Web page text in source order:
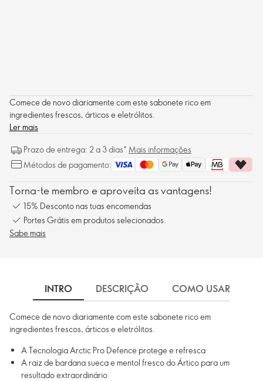
Comece de novo diariamente com este sabonete rico em
ingredientes frescos, árticos e eletrólitos.
Ler mais
Prazo de entrega: 2 a 3 dias* Mais informações
Métodos de pagamento:
Torna-te membro e aproveita as vantagens!
15% Desconto nas tuas encomendas
Portes Grátis em produtos selecionados.
Sabe mais
INTRO DESCRIÇÃO COMO USAR
Comece de novo diariamente com este sabonete rico em
ingredientes frescos, árticos e eletrólitos.
A Tecnologia Arctic Pro Defence protege e refresca
A raiz de bardana sueca e mentol fresco do Ártico para um
resultado extraordinário